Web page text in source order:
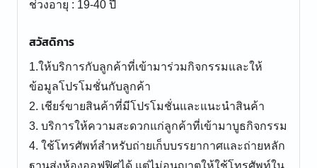
ช่วงอายุ : 19-40 ปี
สวัสดิการ
1.ให้บริการกับลูกค้าที่เข้ามาร่วมกิจกรรมและให้
ข้อมูลโปรโมชั่นกับลูกค้า
2. เชียร์ขายสินค้าที่มีโปรโมชั่นและแนะนำสินค้า
3. บริการให้ความสะดวกแก่ลูกค้าที่เข้ามาบูธกิจกรรม
4. ใช้โทรศัพท์สำหรับถ่ายเก็บบรรยากาศและถ่ายหลัก
ฐานส่งห้องออฟฟิศได้ แต่ไม่อนุญาตให้ใช้โทรศัพท์ใน